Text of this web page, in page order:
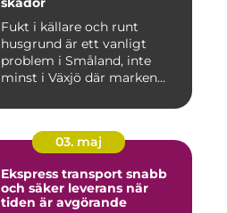
Fukt i källare och runt
husgrund är ett vanligt
problem i Småland, inte
minst i Växjö där marken
03. maj
Ekspress transport snabb
och säker leverans när
tiden är avgörande